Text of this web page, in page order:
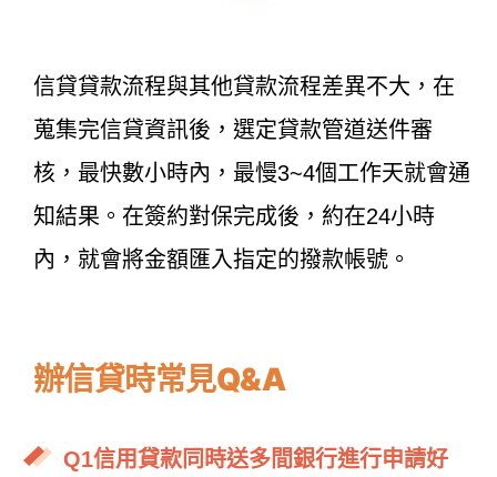
信貸貸款流程與其他貸款流程差異不大，在
蒐集完信貸資訊後，選定貸款管道送件審
核，最快數小時內，最慢3~4個工作天就會通
知結果。在簽約對保完成後，約在24小時
內，就會將金額匯入指定的撥款帳號。
辦信貸時常見Q&A
Q1信用貸款同時送多間銀行進行申請好